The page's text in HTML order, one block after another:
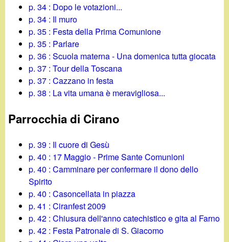
p. 34 : Dopo le votazioni...
p. 34 : Il muro
p. 35 : Festa della Prima Comunione
p. 35 : Parlare
p. 36 : Scuola materna - Una domenica tutta giocata
p. 37 : Tour della Toscana
p. 37 : Cazzano in festa
p. 38 : La vita umana è meravigliosa...
Parrocchia di Cirano
p. 39 : Il cuore di Gesù
p. 40 : 17 Maggio - Prime Sante Comunioni
p. 40 : Camminare per confermare il dono dello
Spirito
p. 40 : Casoncellata in piazza
p. 41 : Ciranfest 2009
p. 42 : Chiusura dell'anno catechistico e gita al Farno
p. 42 : Festa Patronale di S. Giacomo